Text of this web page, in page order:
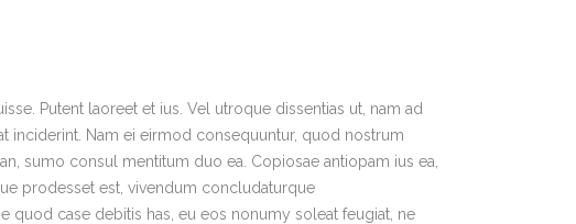
Putent laoreet et ius. Vel utroque dissentias ut, nam ad
inciderint. Nam ei eirmod consequuntur, quod nostrum
sumo consul mentitum duo ea. Copiosae antiopam ius ea,
prodesset est, vivendum concludaturque
quod case debitis has, eu eos nonumy soleat feugiat, ne